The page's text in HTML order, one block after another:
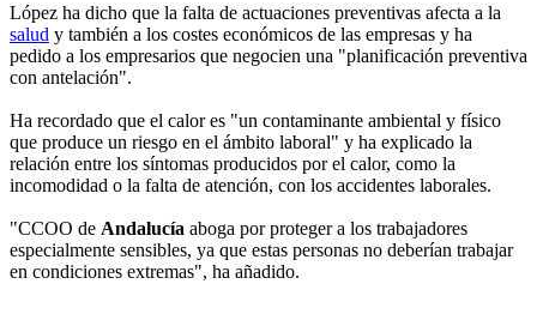
López ha dicho que la falta de actuaciones preventivas afecta a la
salud y también a los costes económicos de las empresas y ha
pedido a los empresarios que negocien una "planificación preventiva
con antelación".
Ha recordado que el calor es "un contaminante ambiental y físico
que produce un riesgo en el ámbito laboral" y ha explicado la
relación entre los síntomas producidos por el calor, como la
incomodidad o la falta de atención, con los accidentes laborales.
"CCOO de Andalucía aboga por proteger a los trabajadores
especialmente sensibles, ya que estas personas no deberían trabajar
en condiciones extremas", ha añadido.